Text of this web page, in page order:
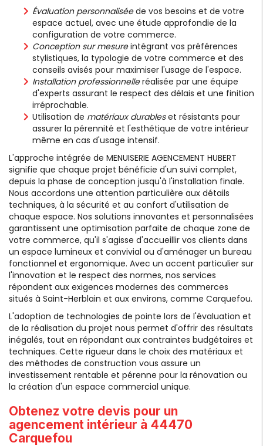
Évaluation personnaliséede vos besoins et de votre
espace actuel, avec une étude approfondie de la
configuration de votre commerce.
Conception sur mesureintégrant vos préférences
stylistiques, la typologie de votre commerce et des
conseils avisés pour maximiser l'usage de l'espace.
Installation professionnelleréalisée par une équipe
d'experts assurant le respect des délais et une finition
irréprochable.
Utilisation de matériaux durableset résistants pour
assurer la pérennité et l'esthétique de votre intérieur
même en cas d'usage intensif.
L'approche intégrée de MENUISERIE AGENCEMENT HUBERT
signifie que chaque projet bénéficie d'un suivi complet,
depuis la phase de conception jusqu'à l'installation finale.
Nous accordons une attention particulière aux détails
techniques, à la sécurité et au confort d'utilisation de
chaque espace. Nos solutions innovantes et personnalisées
garantissent une optimisation parfaite de chaque zone de
votre commerce, qu'il s'agisse d'accueillir vos clients dans
un espace lumineux et convivial ou d'aménager un bureau
fonctionnel et ergonomique. Avec un accent particulier sur
l'innovation et le respect des normes, nos services
répondent aux exigences modernes des commerces
situés à Saint-Herblain et aux environs, comme Carquefou.
L'adoption de technologies de pointe lors de l'évaluation et
de la réalisation du projet nous permet d'offrir des résultats
inégalés, tout en répondant aux contraintes budgétaires et
techniques. Cette rigueur dans le choix des matériaux et
des méthodes de construction vous assure un
investissement rentable et pérenne pour la rénovation ou
la création d'un espace commercial unique.
Obtenez votre devis pour un
agencement intérieur à 44470
Carquefou